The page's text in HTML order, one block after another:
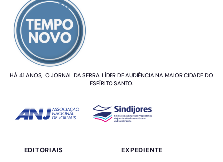
HÁ 41 ANOS, O JORNAL DA SERRA. LÍDER DE AUDIÊNCIA NA MAIOR CIDADE DO
ESPÍRITO SANTO.
EDITORIAIS EXPEDIENTE